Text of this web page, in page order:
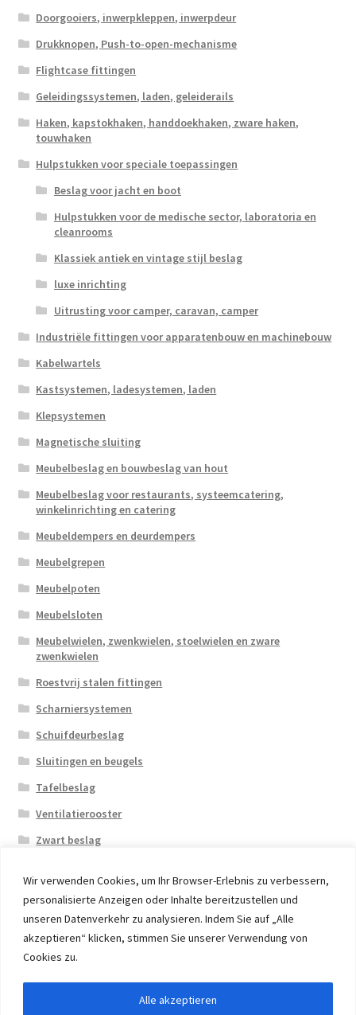
Wir verwenden Cookies, um Ihr Browser-Erlebnis zu verbessern,
personalisierte Anzeigen oder Inhalte bereitzustellen und
unseren Datenverkehr zu analysieren. Indem Sie auf „Alle
akzeptieren“ klicken, stimmen Sie unserer Verwendung von
Cookies zu.
Alle akzeptieren
Doorgooiers, inwerpkleppen, inwerpdeur
Drukknopen, Push-to-open-mechanisme
Flightcase fittingen
Geleidingssystemen, laden, geleiderails
Haken, kapstokhaken, handdoekhaken, zware haken,
touwhaken
Hulpstukken voor speciale toepassingen
Beslag voor jacht en boot
Hulpstukken voor de medische sector, laboratoria en
cleanrooms
Klassiek antiek en vintage stijl beslag
luxe inrichting
Uitrusting voor camper, caravan, camper
Industriële fittingen voor apparatenbouw en machinebouw
Kabelwartels
Kastsystemen, ladesystemen, laden
Klepsystemen
Magnetische sluiting
Meubelbeslag en bouwbeslag van hout
Meubelbeslag voor restaurants, systeemcatering,
winkelinrichting en catering
Meubeldempers en deurdempers
Meubelgrepen
Meubelpoten
Meubelsloten
Meubelwielen, zwenkwielen, stoelwielen en zware
zwenkwielen
Roestvrij stalen fittingen
Scharniersystemen
Schuifdeurbeslag
Sluitingen en beugels
Tafelbeslag
Ventilatierooster
Zwart beslag
© 2026 Eruon Trade UG, Germany, member of the ERUON